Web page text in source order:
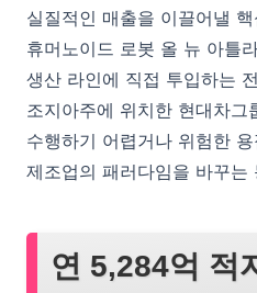
실질적인 매출을 이끌어낼
휴머노이드 로봇 올 뉴 아틀
생산 라인에 직접 투입하는
조지아주에 위치한 현대차
수행하기 어렵거나 위험한
제조업의 패러다임을 바꾸
연 5,284억 적